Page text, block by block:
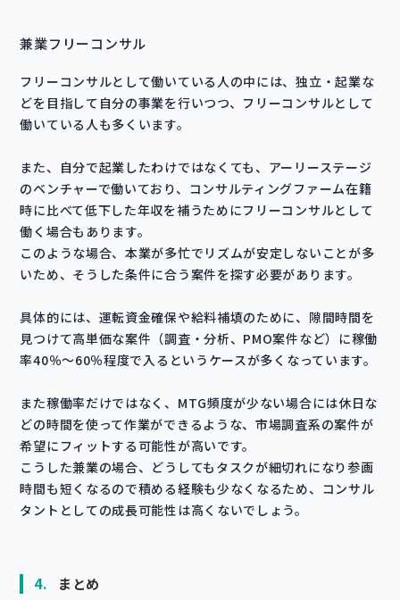
兼業フリーコンサル
フリーコンサルとして働いている人の中には、独立・起業な
どを目指して自分の事業を行いつつ、フリーコンサルとして
働いている人も多くいます。
また、自分で起業したわけではなくても、アーリーステージ
のベンチャーで働いており、コンサルティングファーム在籍
時に比べて低下した年収を補うためにフリーコンサルとして
働く場合もあります。
このような場合、本業が多忙でリズムが安定しないことが多
いため、そうした条件に合う案件を探す必要があります。
具体的には、運転資金確保や給料補填のために、隙間時間を
見つけて高単価な案件（調査・分析、PMO案件など）に稼働
率40％～60％程度で入るというケースが多くなっています。
また稼働率だけではなく、MTG頻度が少ない場合には休日な
どの時間を使って作業ができるような、市場調査系の案件が
希望にフィットする可能性が高いです。
こうした兼業の場合、どうしてもタスクが細切れになり参画
時間も短くなるので積める経験も少なくなるため、コンサル
タントとしての成長可能性は高くないでしょう。
4. まとめ